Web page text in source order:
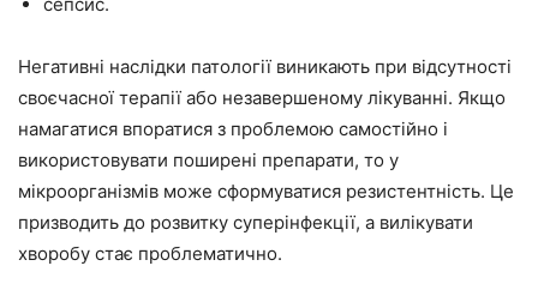
Негативні наслідки патології виникають при відсутності
своєчасної терапії або незавершеному лікуванні. Якщо
намагатися впоратися з проблемою самостійно і
використовувати поширені препарати, то у
мікроорганізмів може сформуватися резистентність. Це
призводить до розвитку суперінфекції, а вилікувати
хворобу стає проблематично.